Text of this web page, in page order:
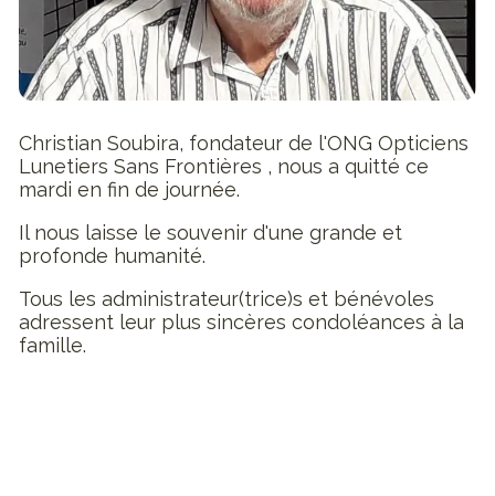
Christian Soubira, fondateur de l'ONG Opticiens
Lunetiers Sans Frontières , nous a quitté ce
mardi en fin de journée.
Il nous laisse le souvenir d'une grande et
profonde humanité.
Tous les administrateur(trice)s et bénévoles
adressent leur plus sincères condoléances à la
famille.